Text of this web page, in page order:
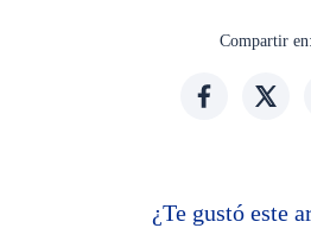
Compartir en:
¿Te gustó este